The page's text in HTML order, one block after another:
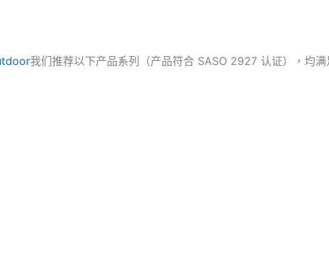
我们推荐以下产品系列（产品符合 SASO 2927 认证），均